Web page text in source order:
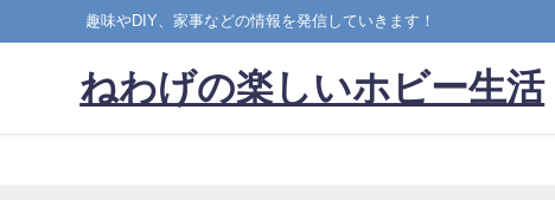
趣味やDIY、家事などの情報を発信していきます！
ねわげの楽しいホビー生活